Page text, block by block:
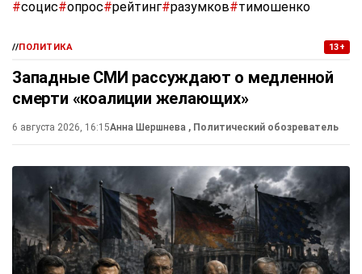
#социс#опрос#рейтинг#разумков#тимошенко
//ПОЛИТИКА 13+
Западные СМИ рассуждают о медленной
смерти «коалиции желающих»
6 августа 2026, 16:15Анна Шершнева , Политический обозреватель